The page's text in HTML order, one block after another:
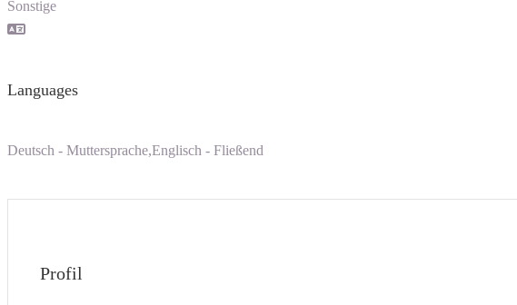
Sonstige
Languages
Deutsch - Muttersprache,Englisch - Fließend
Profil